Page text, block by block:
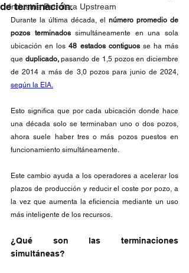
Industria Petrolera Upstream
de terminación.
Durante la última década, el número promedio de
pozos terminados simultáneamente en una sola
ubicación en los 48 estados contiguos se ha más
que duplicado, pasando de 1,5 pozos en diciembre
según la EIA.
Esto significa que por cada ubicación donde hace
una década solo se terminaban uno o dos pozos,
ahora suele haber tres o más pozos puestos en
funcionamiento simultáneamente.
Este cambio ayuda a los operadores a acelerar los
plazos de producción y reducir el coste por pozo, a
la vez que aumenta la eficiencia mediante un uso
más inteligente de los recursos.
¿Qué son las terminaciones
simultáneas?